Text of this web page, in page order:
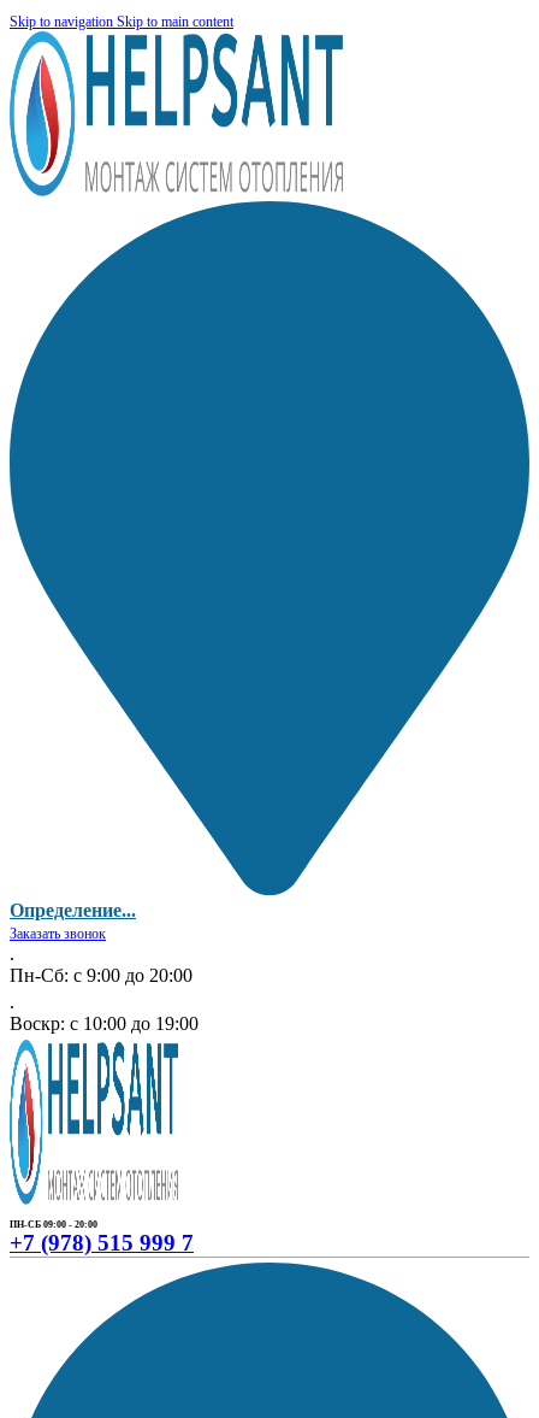
Skip to navigation Skip to main content
Определение...
Заказать звонок
.
Пн-Сб: с 9:00 до 20:00
.
Воскр: с 10:00 до 19:00
ПН-СБ 09:00 - 20:00
+7 (978) 515 999 7